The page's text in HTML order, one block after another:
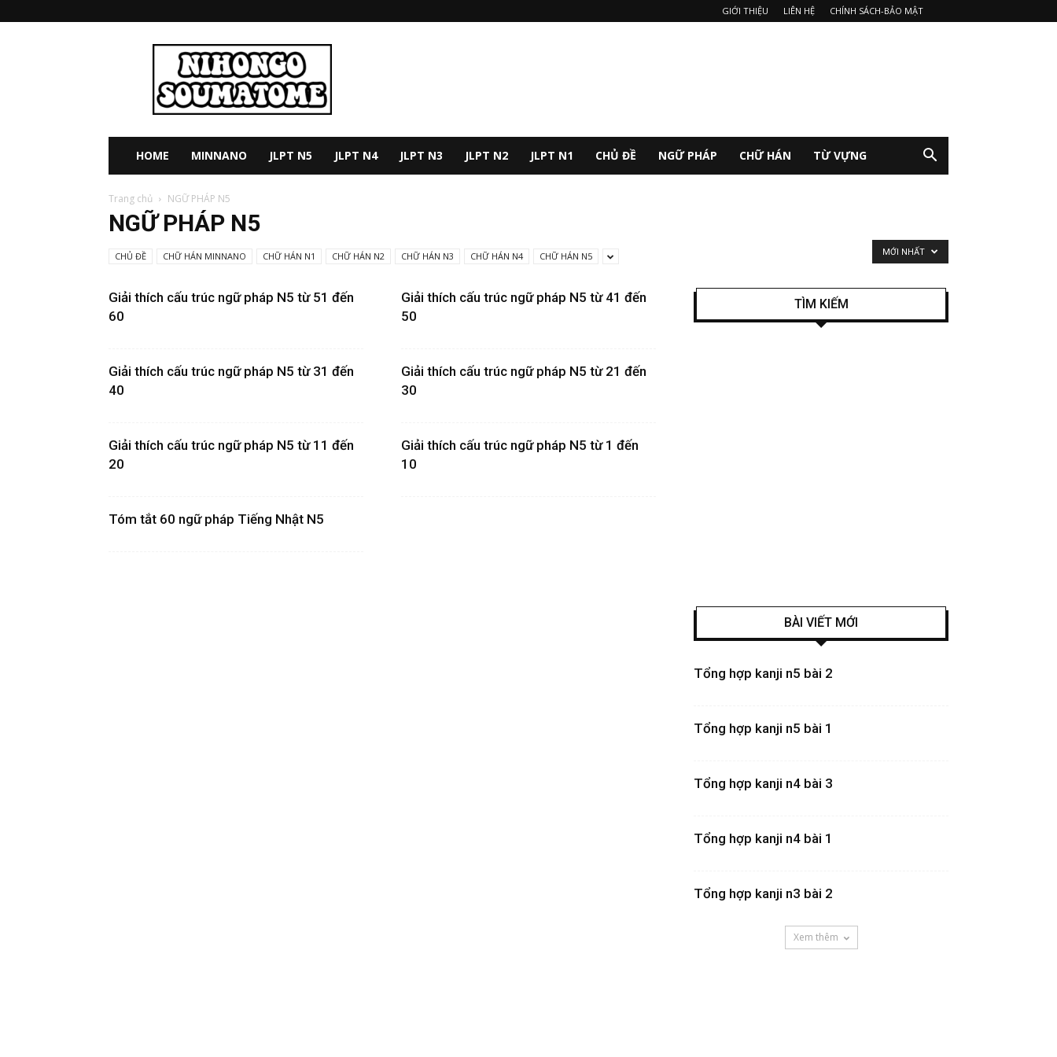
GIỚI THIỆU LIÊN HỆ CHÍNH SÁCH-BẢO MẬT
Học
nhật
online
miễn
phí
N5-
N2-
N1
HOME MINNANO JLPT N5 JLPT N4 JLPT N3 JLPT N2 JLPT N1 CHỦ ĐỀ NGỮ PHÁP CHỮ HÁN TỪ VỰNG
Trang chủ NGỮ PHÁP N5
NGỮ PHÁP N5
CHỦ ĐỀ CHỮ HÁN MINNANO CHỮ HÁN N1 CHỮ HÁN N2 CHỮ HÁN N3 CHỮ HÁN N4 CHỮ HÁN N5 MỚI NHẤT
Giải thích cấu trúc ngữ pháp N5 từ 51 đến
60
Giải thích cấu trúc ngữ pháp N5 từ 41 đến
50
Giải thích cấu trúc ngữ pháp N5 từ 31 đến
40
Giải thích cấu trúc ngữ pháp N5 từ 21 đến
30
Giải thích cấu trúc ngữ pháp N5 từ 11 đến
20
Giải thích cấu trúc ngữ pháp N5 từ 1 đến
10
Tóm tắt 60 ngữ pháp Tiếng Nhật N5
TÌM KIẾM
BÀI VIẾT MỚI
Tổng hợp kanji n5 bài 2
Tổng hợp kanji n5 bài 1
Tổng hợp kanji n4 bài 3
Tổng hợp kanji n4 bài 1
Tổng hợp kanji n3 bài 2
Xem thêm